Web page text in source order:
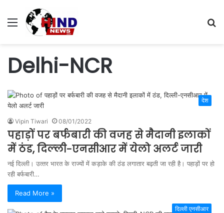
Menu
Delhi-NCR
देश
Vipin Tiwari 08/01/2022
पहाड़ों पर बर्फबारी की वजह से मैदानी इलाकों
में ठंड, दिल्‍ली-एनसीआर में येलो अलर्ट जारी
नई दिल्ली। उत्‍तर भारत के राज्‍यों में कड़ाके की ठंड लगातार बढ़ती जा रही है। पहाड़ों पर हो
रही बर्फबारी…
Read More »
दिल्ली एनसीआर